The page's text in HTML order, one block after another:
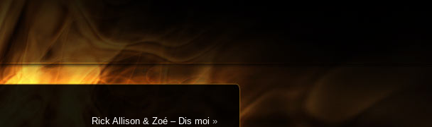
Rick Allison & Zoé – Dis moi »